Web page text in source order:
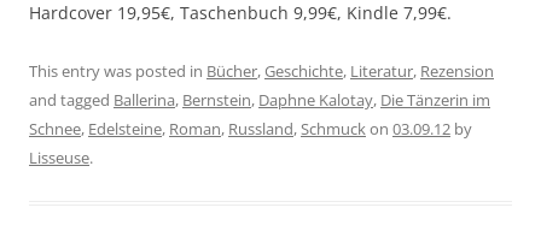
Hardcover 19,95€, Taschenbuch 9,99€, Kindle 7,99€.
This entry was posted in Bücher,Geschichte, Literatur, Rezension
and tagged Ballerina, Bernstein, Daphne Kalotay, Die Tänzerin im
Schnee, Edelsteine, Roman, Russland,Schmuckon 03.09.12 by
Lisseuse.